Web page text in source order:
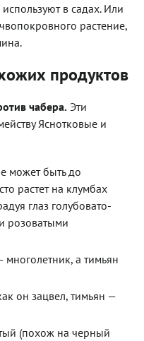
в садах. Или
растение,
продуктов
чабера. Эти
Яснотковые и
может быть до
растет на клумбах
глаз голубовато-
розоватыми
а тимьян
он зацвел, тимьян —
(похож на черный